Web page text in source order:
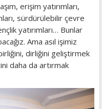
erişim yatırımları,
sürdürülebilir çevre
yatırımları… Bunlar
Ama asıl işimiz
dirliğini geliştirmek
daha da artırmak